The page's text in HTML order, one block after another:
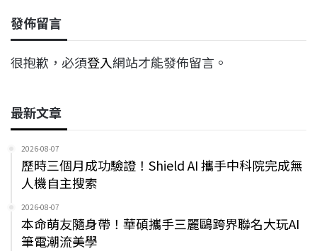
發佈留言
很抱歉，必須登入網站才能發佈留言。
最新文章
2026-08-07
歷時三個月成功驗證！Shield AI 攜手中科院完成無
人機自主搜索
2026-08-07
本命萌友隨身帶！華碩攜手三麗鷗跨界聯名大玩AI
筆電潮流美學